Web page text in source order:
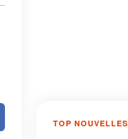
TOP NOUVELLES